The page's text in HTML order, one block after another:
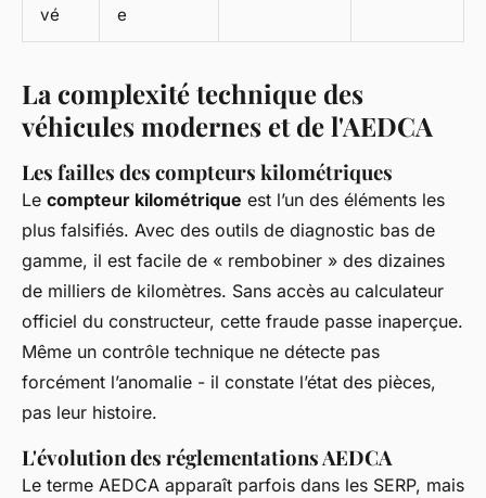
vé
e
La complexité technique des
véhicules modernes et de l'AEDCA
Les failles des compteurs kilométriques
Le compteur kilométrique est l’un des éléments les
plus falsifiés. Avec des outils de diagnostic bas de
gamme, il est facile de « rembobiner » des dizaines
de milliers de kilomètres. Sans accès au calculateur
officiel du constructeur, cette fraude passe inaperçue.
Même un contrôle technique ne détecte pas
forcément l’anomalie - il constate l’état des pièces,
pas leur histoire.
L'évolution des réglementations AEDCA
Le terme AEDCA apparaît parfois dans les SERP, mais